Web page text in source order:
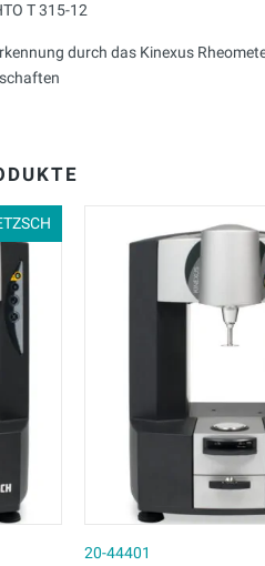
T 315-12
durch das Kinexus
20-44401